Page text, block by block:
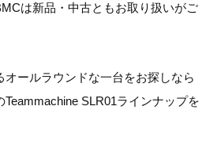
は新品・中古ともお取り扱いがご
ールラウンドな一台をお探しなら
SLR01ラインナップを